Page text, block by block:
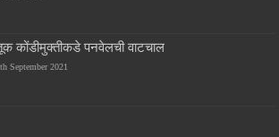
कोंडीमुक्तीकडे पनवेलची वाटचाल
September 2021